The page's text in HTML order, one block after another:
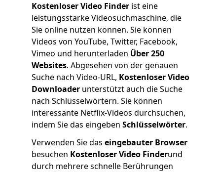
Kostenloser Video Finder ist eine
leistungsstarke Videosuchmaschine, die
Sie online nutzen können. Sie können
Videos von YouTube, Twitter, Facebook,
Vimeo und herunterladen Über 250
Websites. Abgesehen von der genauen
Suche nach Video-URL, Kostenloser Video
Downloader unterstützt auch die Suche
nach Schlüsselwörtern. Sie können
interessante Netflix-Videos durchsuchen,
indem Sie das eingeben Schlüsselwörter.
Verwenden Sie das eingebauter Browser
besuchen Kostenloser Video Finderund
durch mehrere schnelle Berührungen